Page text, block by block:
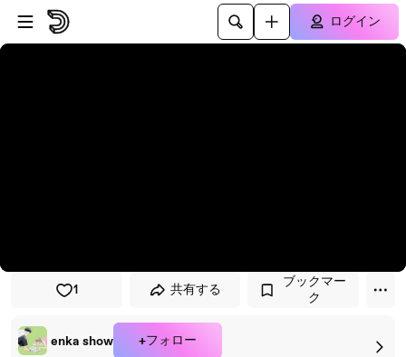
プレイヤーにスキップ
メインコンテンツにスキップ
ログイン
1 共有する
ブックマー
ク
enka show +フォロー